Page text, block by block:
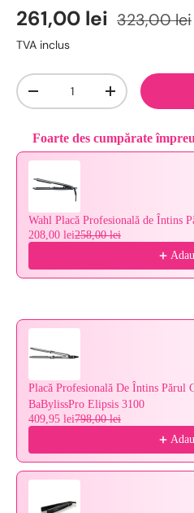
261,00 lei 323,00 lei
TVA inclus
Cantitate
-
+
Foarte des cumpărate
Use the Previous and Next
Wahl Placă Profesională de Întins
208,00 lei258,00 lei
Placă Profesională De Întins Părul
BaBylissPro Elipsis 3100
409,95 lei798,00 lei